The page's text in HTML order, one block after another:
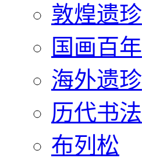
敦煌遗珍
国画百年
海外遗珍
历代书法
布列松